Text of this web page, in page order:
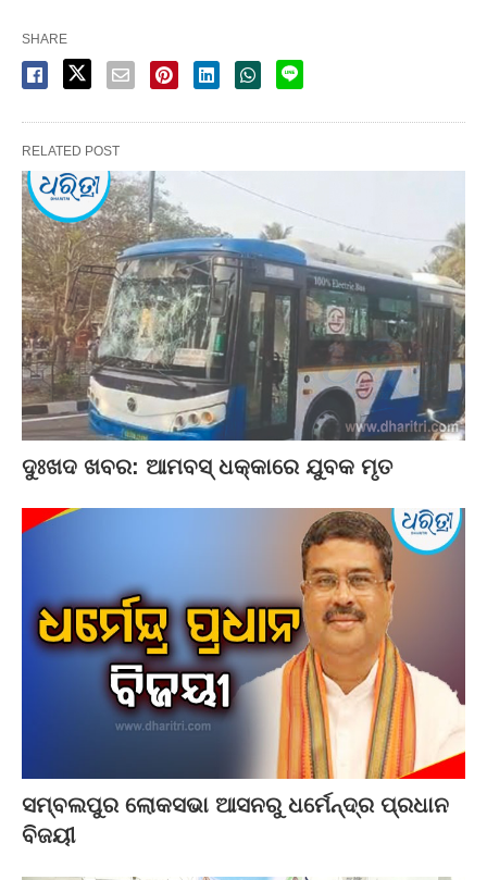
SHARE
RELATED POST
ଦୁଃଖଦ ଖବର: ଆମବସ୍‌ ଧକ୍କାରେ ଯୁବକ ମୃତ
ସମ୍ବଲପୁର ଲୋକସଭା ଆସନରୁ ଧର୍ମେନ୍ଦ୍ର ପ୍ରଧାନ
ବିଜୟୀ